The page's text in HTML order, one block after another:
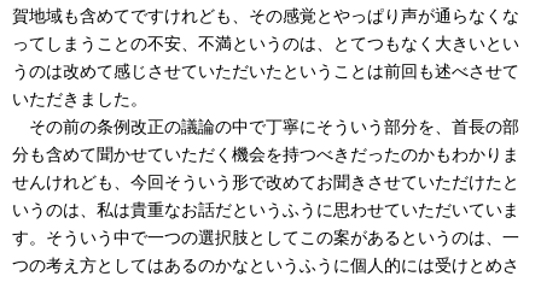
賀地域も含めてですけれども、その感覚とやっぱり声が通らなくな
ってしまうことの不安、不満というのは、とてつもなく大きいとい
うのは改めて感じさせていただいたということは前回も述べさせて
いただきました。
その前の条例改正の議論の中で丁寧にそういう部分を、首長の部
分も含めて聞かせていただく機会を持つべきだったのかもわかりま
せんけれども、今回そういう形で改めてお聞きさせていただけたと
いうのは、私は貴重なお話だというふうに思わせていただいていま
す。そういう中で一つの選択肢としてこの案があるというのは、一
つの考え方としてはあるのかなというふうに個人的には受けとめさ